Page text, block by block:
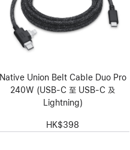
Native Union Belt Cable Duo Pro
240W (USB-C 至 USB-C 及
Lightning)
HK$398